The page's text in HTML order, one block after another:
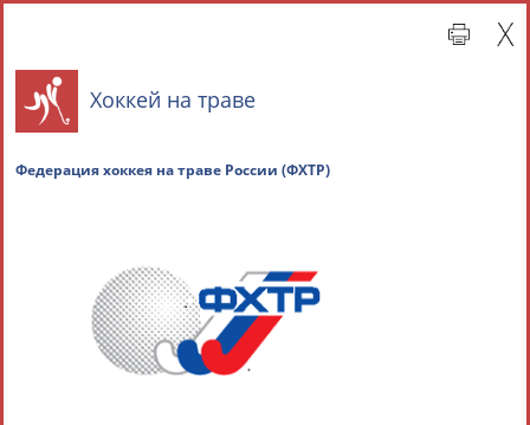
Всероссийские спортивные организации
Хоккей на траве